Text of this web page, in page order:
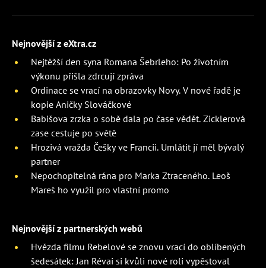
Nejnovější z eXtra.cz
Nejtěžší den syna Romana Šebrleho: Po životním
výkonu přišla zdrcují zpráva
Ordinace se vrací na obrazovky Novy. V nové řadě je
kopie Aničky Slováčkové
Babišova zrzka o sobě dala po čase vědět. Zicklerová
zase cestuje po světě
Hrozivá vražda Češky ve Francii. Umlátit jí měl bývalý
partner
Nepochopitelná rána pro Marka Ztraceného. Leoš
Mareš ho využil pro vlastní promo
Nejnovější z partnerských webů
Hvězda filmu Rebelové se znovu vrací do oblíbených
šedesátek: Jan Révai si kvůli nové roli vypěstoval